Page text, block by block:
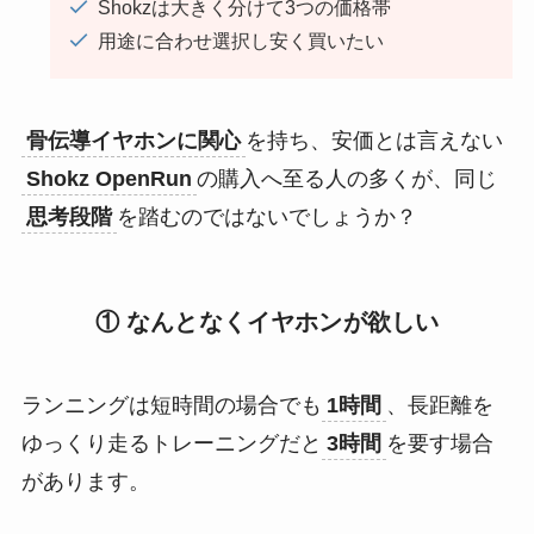
Shokzは大きく分けて3つの価格帯
用途に合わせ選択し安く買いたい
骨伝導イヤホンに関心 を持ち、安価とは言えない
Shokz OpenRun の購入へ至る人の多くが、同じ
思考段階 を踏むのではないでしょうか？
① なんとなくイヤホンが欲しい
ランニングは短時間の場合でも 1時間 、長距離を
ゆっくり走るトレーニングだと 3時間 を要す場合
があります。